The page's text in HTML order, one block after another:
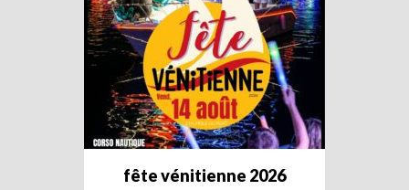
fête vénitienne 2026